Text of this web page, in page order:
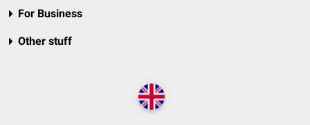
For Business
Other stuff